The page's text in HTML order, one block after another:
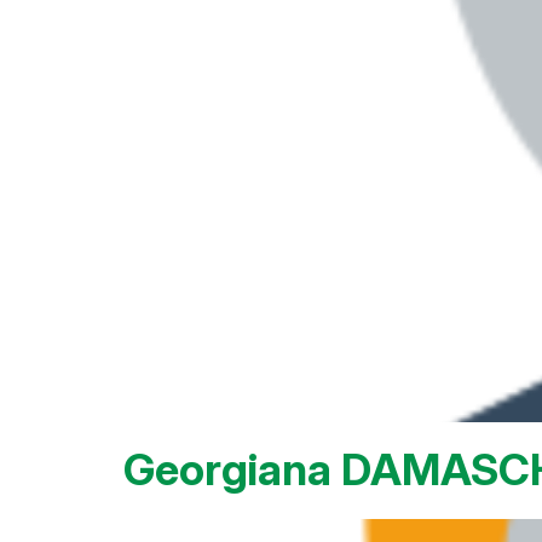
Georgiana